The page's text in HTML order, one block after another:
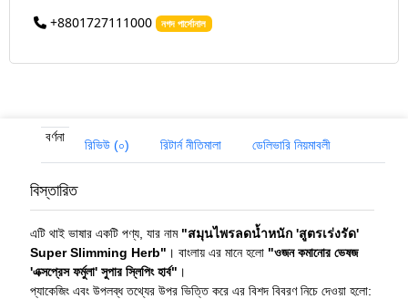
+8801727111000 নগদ পার্সোনাল
বর্ণনা
রিভিউ (০) রিটার্ন নীতিমালা ডেলিভারি নিয়মাবলী
বিস্তারিত
এটি থাই ভাষার একটি পণ্য, যার নাম "สมุนไพรลดน้ำหนัก 'สูตรเร่งรัด'
Super Slimming Herb" । বাংলায় এর মানে হলো "ওজন কমানোর ভেষজ
'এক্সপ্রেস ফর্মুলা' সুপার স্লিপিং হার্ব" ।
প্যাকেজিং এবং উপলব্ধ তথ্যের উপর ভিত্তি করে এর বিশদ বিবরণ নিচে দেওয়া হলো: